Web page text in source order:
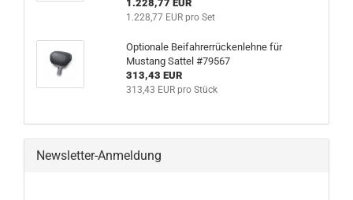
1.228,77 EUR
1.228,77 EUR pro Set
Optionale Beifahrerrückenlehne für
Mustang Sattel #79567
313,43 EUR
313,43 EUR pro Stück
Newsletter-Anmeldung